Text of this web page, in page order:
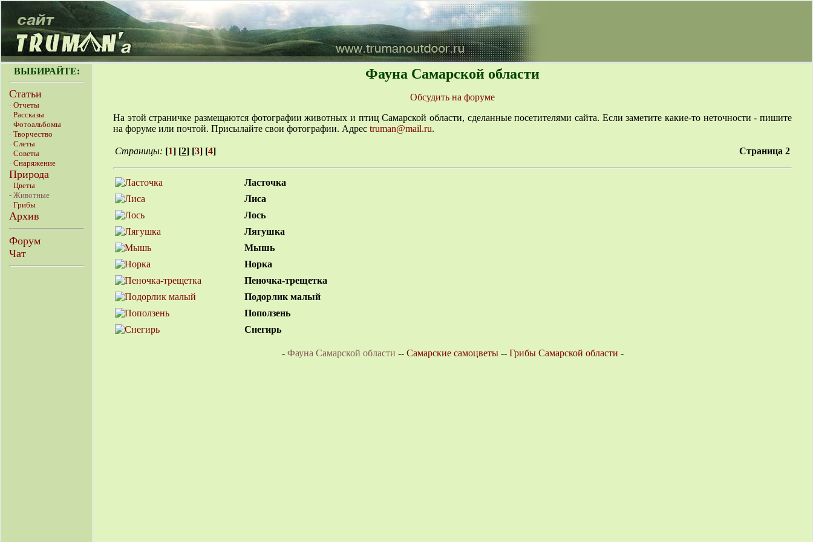
ВЫБИРАЙТЕ:
Статьи
- Отчеты
- Рассказы
- Фотоальбомы
- Творчество
- Слеты
- Советы
- Снаряжение
Природа
- Цветы
- Животные
- Грибы
Архив
Форум
Чат
Фауна Самарской области
Обсудить на форуме
На этой страничке размещаются фотографии животных и птиц Самарской области, сделанные посетителями сайта. Если заметите какие-то неточности - пишите
на форуме или почтой. Присылайте свои фотографии. Адрес truman@mail.ru.
Страницы: [1] [2] [3] [4] Страница 2
Ласточка
Лиса
Лось
Лягушка
Мышь
Норка
Пеночка-трещетка
Подорлик малый
Поползень
Снегирь
- Фауна Самарской области -- Самарские самоцветы-- Грибы Самарской области -